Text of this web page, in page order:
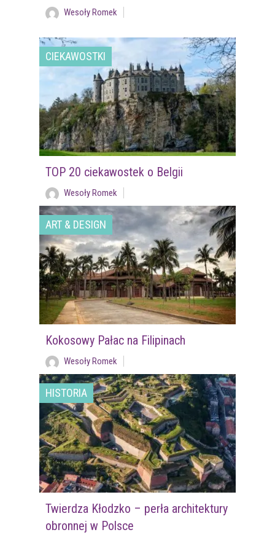
Wesoły Romek
CIEKAWOSTKI
TOP 20 ciekawostek o Belgii
Wesoły Romek
ART & DESIGN
Kokosowy Pałac na Filipinach
Wesoły Romek
HISTORIA
Twierdza Kłodzko – perła architektury
obronnej w Polsce